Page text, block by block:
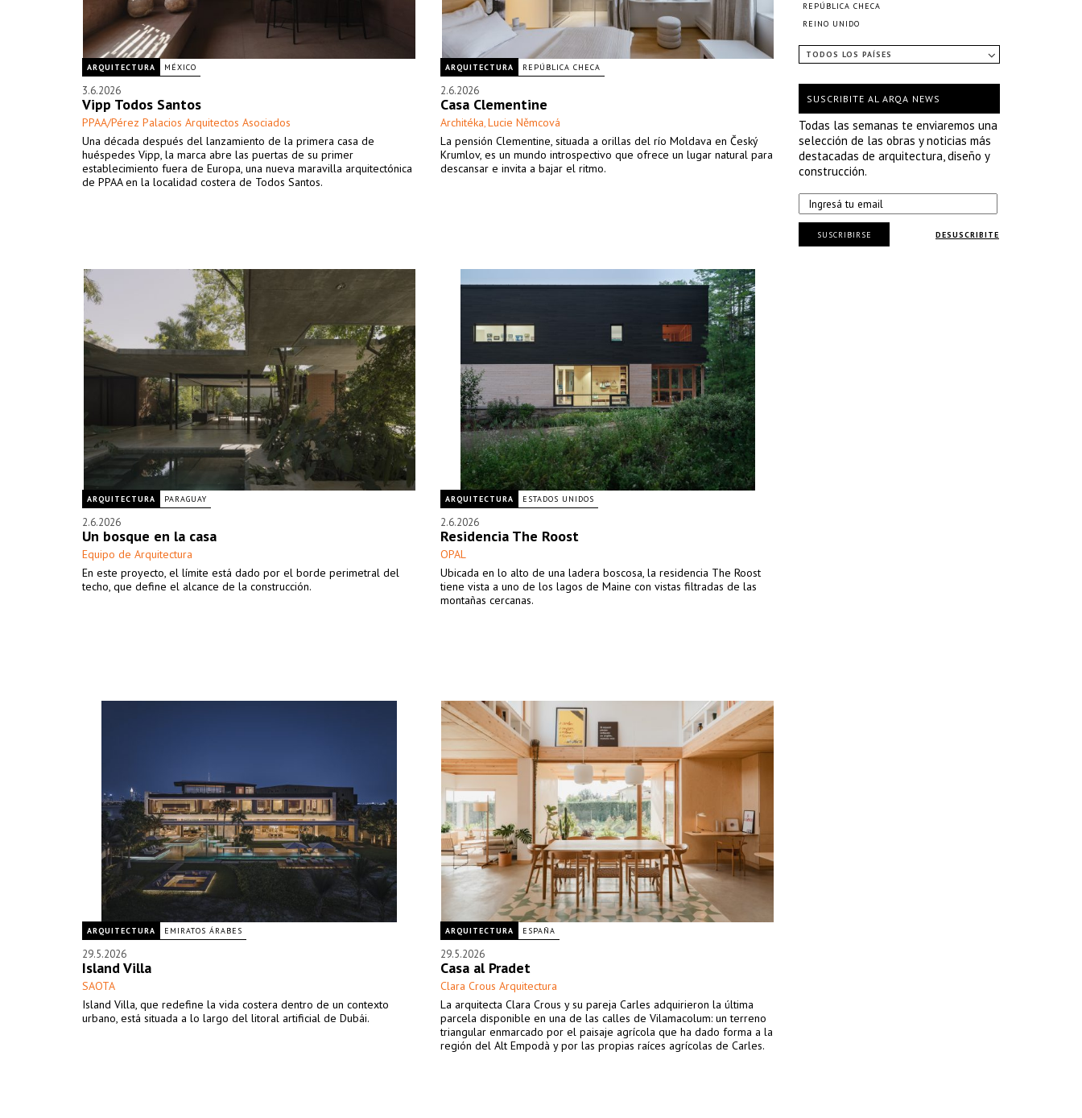
ARQUITECTURA MÉXICO
3.6.2026
Vipp Todos Santos
PPAA/Pérez Palacios Arquitectos Asociados
Una década después del lanzamiento de la primera casa de
huéspedes Vipp, la marca abre las puertas de su primer
establecimiento fuera de Europa, una nueva maravilla arquitectónica
de PPAA en la localidad costera de Todos Santos.
ARQUITECTURA REPÚBLICA CHECA
2.6.2026
Casa Clementine
Architéka, Lucie Němcová
La pensión Clementine, situada a orillas del río Moldava en Český
Krumlov, es un mundo introspectivo que ofrece un lugar natural para
descansar e invita a bajar el ritmo.
ARQUITECTURA PARAGUAY
2.6.2026
Un bosque en la casa
Equipo de Arquitectura
En este proyecto, el límite está dado por el borde perimetral del
techo, que define el alcance de la construcción.
ARQUITECTURA ESTADOS UNIDOS
2.6.2026
Residencia The Roost
OPAL
Ubicada en lo alto de una ladera boscosa, la residencia The Roost
tiene vista a uno de los lagos de Maine con vistas filtradas de las
montañas cercanas.
ARQUITECTURA EMIRATOS ÁRABES
29.5.2026
Island Villa
SAOTA
Island Villa, que redefine la vida costera dentro de un contexto
urbano, está situada a lo largo del litoral artificial de Dubái.
ARQUITECTURA ESPAÑA
29.5.2026
Casa al Pradet
Clara Crous Arquitectura
La arquitecta Clara Crous y su pareja Carles adquirieron la última
parcela disponible en una de las calles de Vilamacolum: un terreno
triangular enmarcado por el paisaje agrícola que ha dado forma a la
región del Alt Empodà y por las propias raíces agrícolas de Carles.
REPÚBLICA CHECA
REINO UNIDO
TODOS LOS PAÍSES
SUSCRIBITE AL ARQA NEWS
Todas las semanas te enviaremos una
selección de las obras y noticias más
destacadas de arquitectura, diseño y
construcción.
DESUSCRIBITE
SUSCRIBIRSE